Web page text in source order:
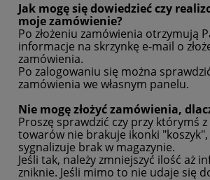
Jak mogę się dowiedzieć czy
moje zamówienie?
Po złożeniu zamówienia otrzymują
informacje na skrzynkę e-mail o
zamówienia.
Po zalogowaniu się można
zamówienia we własnym panelu.
Nie mogę złożyć zamówienia,
Proszę sprawdzić czy przy którymś
towarów nie brakuje ikonki
sygnalizuje brak w magazynie.
Jeśli tak, należy zmniejszyć ilość aż
zniknie. Jeśli mimo to nie udaje się